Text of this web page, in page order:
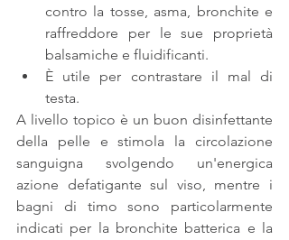
contro la tosse, asma, bronchite e
raffreddore per le sue proprietà
balsamiche e fluidificanti.
È utile per contrastare il mal di
testa.
A livello topico è un buon disinfettante
della pelle e stimola la circolazione
sanguigna svolgendo un'energica
azione defatigante sul viso, mentre i
bagni di timo sono particolarmente
indicati per la bronchite batterica e la